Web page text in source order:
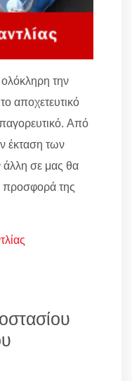
ολόκληρη την
αποχετευτικό
Από
έκταση των
σε μας θα
προσφορά της